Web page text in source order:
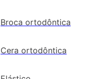
Broca ortodôntica
Cera ortodôntica